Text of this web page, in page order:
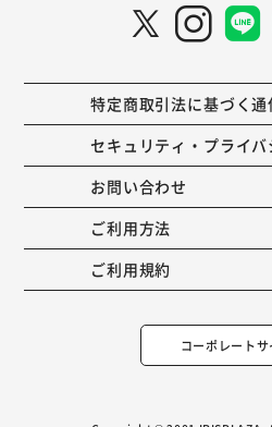
特定商取引法に基づく
セキュリティ・プライ
お問い合わせ
ご利用方法
ご利用規約
コーポレートサ